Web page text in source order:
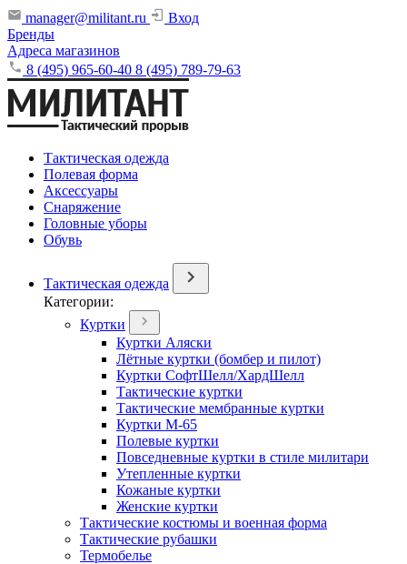
manager@militant.ru
Вход
Бренды
Адреса магазинов
8 (495) 965-60-40 8 (495) 789-79-63
Тактическая одежда
Полевая форма
Аксессуары
Снаряжение
Головные уборы
Обувь
Тактическая одежда
Категории:
Куртки
Куртки Аляски
Лётные куртки (бомбер и пилот)
Куртки СофтШелл/ХардШелл
Тактические куртки
Тактические мембранные куртки
Куртки М-65
Полевые куртки
Повседневные куртки в стиле милитари
Утепленные куртки
Кожаные куртки
Женские куртки
Тактические костюмы и военная форма
Тактические рубашки
Термобелье